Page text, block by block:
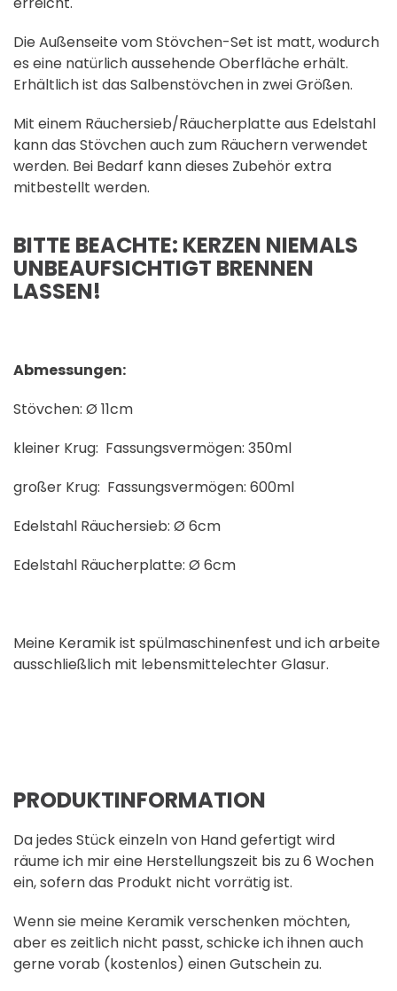
Die Außenseite vom Stövchen-Set ist matt, wodurch
es eine natürlich aussehende Oberfläche erhält.
Erhältlich ist das Salbenstövchen in zwei Größen.
Mit einem Räuchersieb/Räucherplatte aus Edelstahl
kann das Stövchen auch zum Räuchern verwendet
werden. Bei Bedarf kann dieses Zubehör extra
mitbestellt werden.
BITTE BEACHTE: KERZEN NIEMALS
UNBEAUFSICHTIGT BRENNEN
LASSEN!
Abmessungen:
Stövchen: Ø 11cm
kleiner Krug: Fassungsvermögen: 350ml
großer Krug: Fassungsvermögen: 600ml
Edelstahl Räuchersieb: Ø 6cm
Edelstahl Räucherplatte: Ø 6cm
Meine Keramik ist spülmaschinenfest und ich arbeite
ausschließlich mit lebensmittelechter Glasur.
PRODUKTINFORMATION
Da jedes Stück einzeln von Hand gefertigt wird
räume ich mir eine Herstellungszeit bis zu 6 Wochen
ein, sofern das Produkt nicht vorrätig ist.
Wenn sie meine Keramik verschenken möchten,
aber es zeitlich nicht passt, schicke ich ihnen auch
gerne vorab (kostenlos) einen Gutschein zu.